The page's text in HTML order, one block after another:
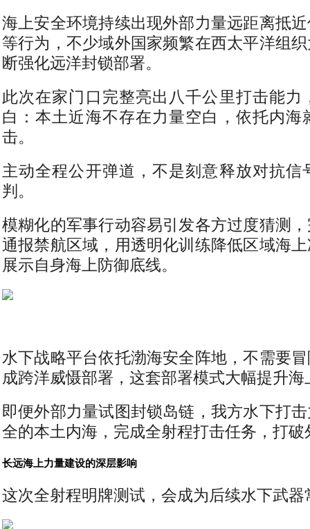
海上安全环境持续出现外部力量远距离抵
等行为，不少域外国家频繁在西太平洋组
断强化远洋封锁部署。
此次在家门口完整亮出八千公里打击能力
白：本土近海不存在力量空白，依托内海
击。
主动全程公开弹道，不是刻意释放对抗信
判。
模糊化的军事行动容易引发各方过度猜测
通报禁航区域，用透明化训练降低区域海
展示自身海上防御底线。
水下战略平台依托渤海安全阵地，不需要
成跨洋威慑部署，这套部署模式大幅提升
即便外部力量试图封锁岛链，我方水下打
全的本土内海，完成全射程打击任务，打
长远海上力量建设的深层影响
这次全射程明牌测试，会成为后续水下武